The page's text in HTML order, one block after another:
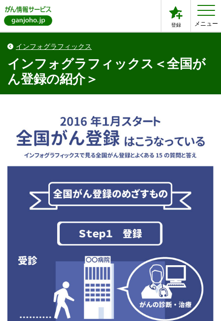
登録 メニュー
インフォグラフィックス
インフォグラフィックス＜全国が
ん登録の紹介＞